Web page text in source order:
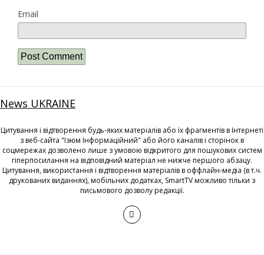
Email
News UKRAINE
Цитування і відтворення будь-яких матеріалів або їх фрагментів в Інтернеті
з веб-сайта "Ізюм Інформаційний" або його каналів і сторінок в
соцмережах дозволено лише з умовою відкритого для пошукових систем
гіперпосилання на відповідний матеріал не нижче першого абзацу.
Цитування, використання і відтворення матеріалів в оффлайн-медіа (в т.ч.
друкованих виданнях), мобільних додатках, SmartTV можливо тільки з
письмового дозволу редакції.